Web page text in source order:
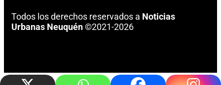
Todos los derechos reservados a Noticias
Urbanas Neuquén©2021-2026